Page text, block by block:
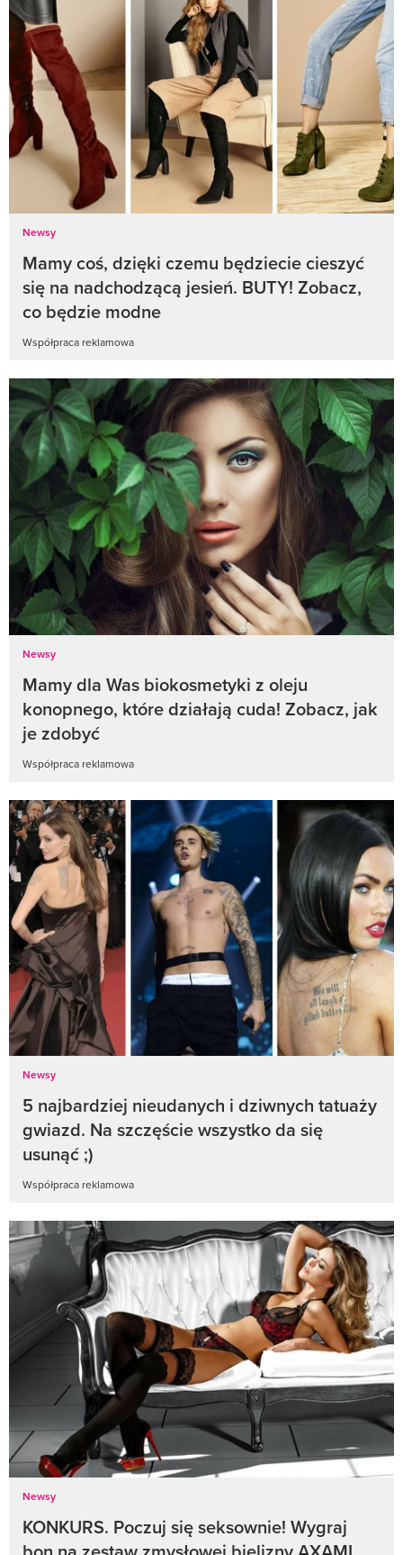
Newsy
Mamy coś, dzięki czemu będziecie cieszyć
się na nadchodzącą jesień. BUTY! Zobacz,
co będzie modne
Współpraca reklamowa
Newsy
Mamy dla Was biokosmetyki z oleju
konopnego, które działają cuda! Zobacz, jak
je zdobyć
Współpraca reklamowa
Newsy
5 najbardziej nieudanych i dziwnych tatuaży
gwiazd. Na szczęście wszystko da się
usunąć ;)
Współpraca reklamowa
Newsy
KONKURS. Poczuj się seksownie! Wygraj